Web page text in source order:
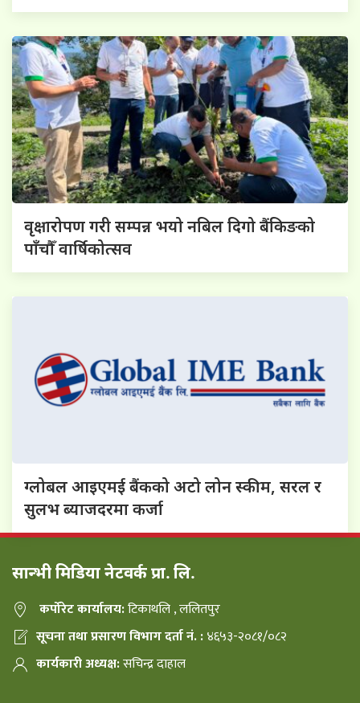
वृक्षारोपण गरी सम्पन्न भयो नबिल दिगो बैंकिङको
पाँचौँ वार्षिकोत्सव
ग्लोबल आइएमई बैंकको अटो लोन स्कीम, सरल र
सुलभ ब्याजदरमा कर्जा
सान्भी मिडिया नेटवर्क प्रा. लि.
कर्पोरेट कार्यालय:टिकाथलि , ललितपुर
सूचना तथा प्रसारण विभाग दर्ता नं. :४६५३-२०८१/०८२
कार्यकारी अध्यक्ष:सचिन्द्र दाहाल